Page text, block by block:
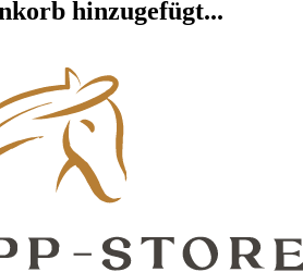
hinzugefügt...